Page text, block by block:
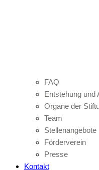
FAQ
Entstehung und
Organe der
Team
Stellenangebote
Förderverein
Presse
Kontakt